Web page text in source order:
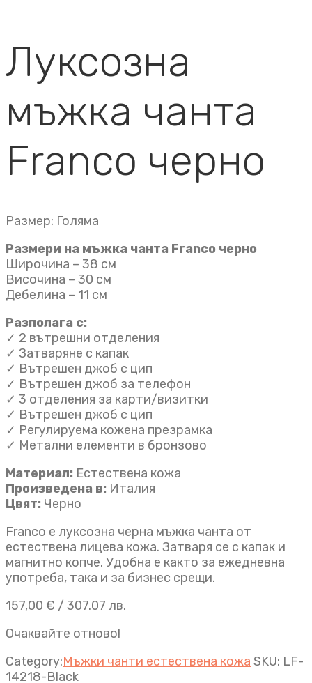
Луксозна
мъжка чанта
Franco черно
Размер: Голяма
Размери на мъжка чанта Franco черно
Широчина – 38 см
Височина – 30 см
Дебелина – 11 см
Разполага с:
✓ 2 вътрешни отделения
✓ Затваряне с капак
✓ Вътрешен джоб с цип
✓ Вътрешен джоб за телефон
✓ 3 отделения за карти/визитки
✓ Вътрешен джоб с цип
✓ Регулируема кожена презрамка
✓ Метални елементи в бронзово
Материал: Естествена кожа
Произведена в: Италия
Цвят: Черно
Franco е луксозна черна мъжка чанта от
естествена лицева кожа. Затваря се с капак и
магнитно копче. Удобна е както за ежедневна
употреба, така и за бизнес срещи.
157,00 € / 307.07 лв.
Очаквайте отново!
Category:Мъжки чанти естествена кожа SKU: LF-
14218-Black